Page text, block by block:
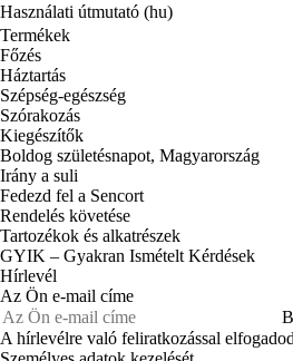
Használati útmutató (hu)
Termékek
Főzés
Háztartás
Szépség-egészség
Szórakozás
Kiegészítők
Boldog születésnapot, Magyarország
Irány a suli
Fedezd fel a Sencort
Rendelés követése
Tartozékok és alkatrészek
GYIK – Gyakran Ismételt Kérdések
Hírlevél
Az Ön e-mail címe
A hírlevélre való feliratkozással